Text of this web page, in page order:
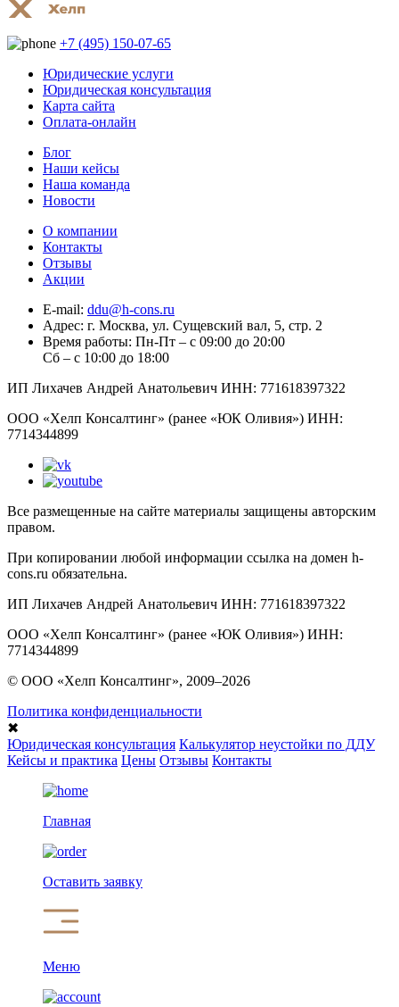
+7 (495) 150-07-65
Юридические услуги
Юридическая консультация
Карта сайта
Оплата-онлайн
Блог
Наши кейсы
Наша команда
Новости
О компании
Контакты
Отзывы
Акции
E-mail: ddu@h-cons.ru
Адрес: г. Москва, ул. Сущевский вал, 5, стр. 2
Время работы: Пн-Пт – с 09:00 до 20:00
Сб – с 10:00 до 18:00
ИП Лихачев Андрей Анатольевич ИНН: 771618397322
ООО «Хелп Консалтинг» (ранее «ЮК Оливия») ИНН:
7714344899
Все размещенные на сайте материалы защищены авторским
правом.
При копировании любой информации ссылка на домен h-
cons.ru обязательна.
ИП Лихачев Андрей Анатольевич ИНН: 771618397322
ООО «Хелп Консалтинг» (ранее «ЮК Оливия») ИНН:
7714344899
© ООО «Хелп Консалтинг», 2009–2026
Политика конфиденциальности
✖
Юридическая консультация Калькулятор неустойки по ДДУ
Кейсы и практика Цены Отзывы Контакты
Главная
Оставить заявку
Меню